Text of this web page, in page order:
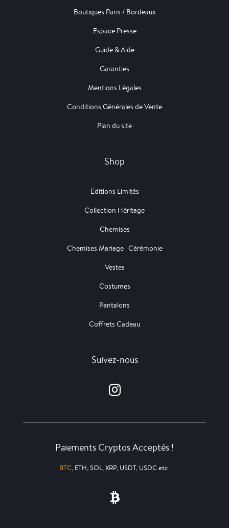
Boutiques Paris / Bordeaux
Espace Presse
Guide & Aide
Garanties
Mentions Légales
Conditions Générales de Vente
Plan du site
Shop
Editions Limités
Collection Héritage
Chemises
Chemises Mariage | Cérémonie
Vestes
Costumes
Pantalons
Coffrets Cadeau
Suivez-nous
Paiements Cryptos Acceptés !
BTC, ETH, SOL, XRP, USDT, USDC etc.